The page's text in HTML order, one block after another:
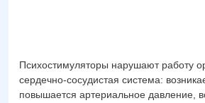
Психостимуляторы нарушают работу
сердечно-сосудистая система:
повышается артериальное давление,